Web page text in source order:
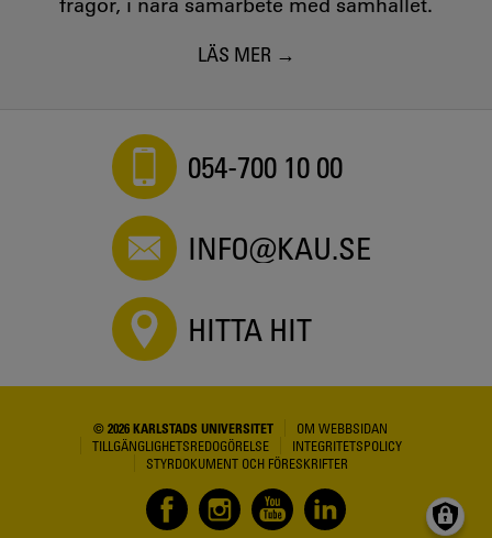
frågor, i nära samarbete med samhället.
LÄS MER
054-700 10 00
INFO@KAU.SE
HITTA HIT
© 2026 KARLSTADS UNIVERSITET
OM WEBBSIDAN
TILLGÄNGLIGHETSREDOGÖRELSE
INTEGRITETSPOLICY
STYRDOKUMENT OCH FÖRESKRIFTER